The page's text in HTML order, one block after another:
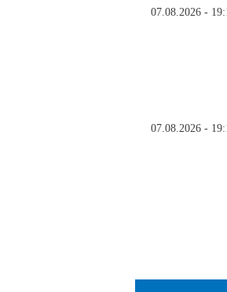
07.08.2026 -
07.08.2026 -